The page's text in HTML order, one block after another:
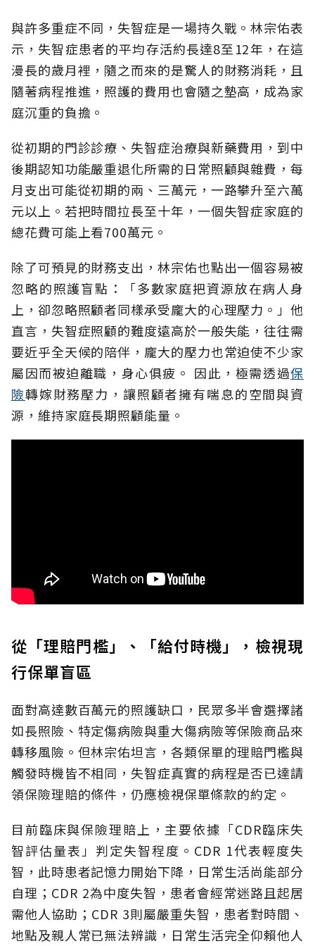
與許多重症不同，失智症是一場持久戰。林宗佑表
示，失智症患者的平均存活約長達8至12年，在這
漫長的歲月裡，隨之而來的是驚人的財務消耗，且
隨著病程推進，照護的費用也會隨之墊高，成為家
庭沉重的負擔。
從初期的門診診療、失智症治療與新藥費用，到中
後期認知功能嚴重退化所需的日常照顧與雜費，每
月支出可能從初期的兩、三萬元，一路攀升至六萬
元以上。若把時間拉長至十年，一個失智症家庭的
總花費可能上看700萬元。
除了可預見的財務支出，林宗佑也點出一個容易被
忽略的照護盲點：「多數家庭把資源放在病人身
上，卻忽略照顧者同樣承受龐大的心理壓力。」他
直言，失智症照顧的難度遠高於一般失能，往往需
要近乎全天候的陪伴，龐大的壓力也常迫使不少家
屬因而被迫離職，身心俱疲。 因此，極需透過保
險轉嫁財務壓力，讓照顧者擁有喘息的空間與資
源，維持家庭長期照顧能量。
從「理賠門檻」、「給付時機」，檢視現
行保單盲區
面對高達數百萬元的照護缺口，民眾多半會選擇諸
如長照險、特定傷病險與重大傷病險等保險商品來
轉移風險。但林宗佑坦言，各類保單的理賠門檻與
觸發時機皆不相同，失智症真實的病程是否已達請
領保險理賠的條件，仍應檢視保單條款的約定。
目前臨床與保險理賠上，主要依據「CDR臨床失
智評估量表」判定失智程度。CDR 1代表輕度失
智，此時患者記憶力開始下降，日常生活尚能部分
自理；CDR 2為中度失智，患者會經常迷路且起居
需他人協助；CDR 3則屬嚴重失智，患者對時間、
地點及親人常已無法辨識，日常生活完全仰賴他人